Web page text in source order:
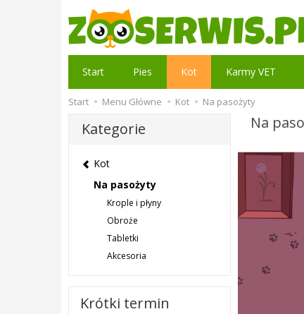
Start Pies Kot Karmy VET
Start Menu Główne Kot Na pasożyty
Na
Kategorie
Kot
Na pasożyty
Krople i płyny
Obroże
Tabletki
Akcesoria
Krótki termin